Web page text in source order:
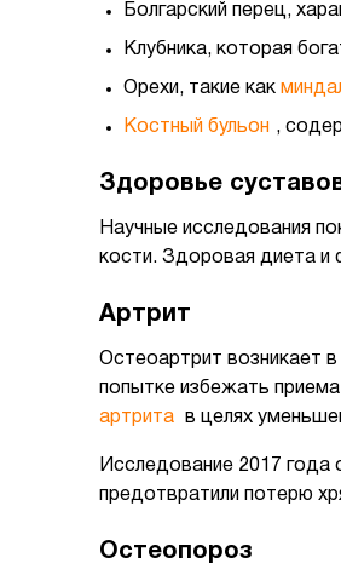
Болгарский перец,
Клубника, которая
Орехи, такие как
Костный бульон ,
Здоровье
Научные исследования
кости. Здоровая диета и
Артрит
Остеоартрит возникает
попытке избежать
артрита
в целях
Исследование 2017 года
предотвратили потерю
Остеопороз